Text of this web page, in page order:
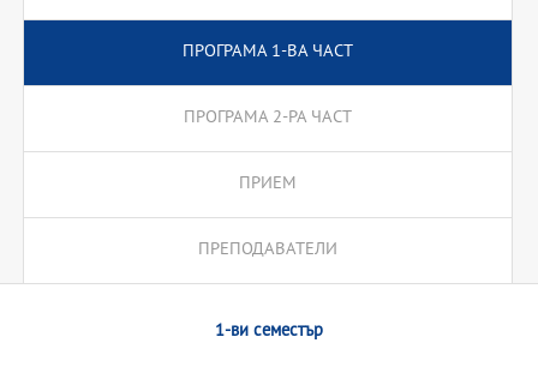
ПРОГРАМА 1-ВА ЧАСТ
ПРОГРАМА 2-РА ЧАСТ
ПРИЕМ
ПРЕПОДАВАТЕЛИ
1-ви семестър